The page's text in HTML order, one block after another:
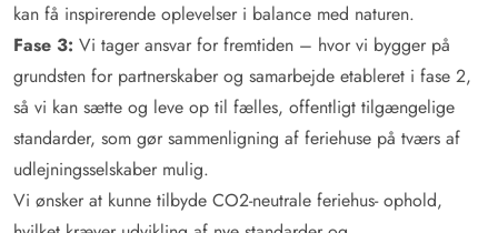
kan få inspirerende oplevelser i balance med naturen.
Fase 3: Vi tager ansvar for fremtiden – hvor vi bygger på
grundsten for partnerskaber og samarbejde etableret i fase 2,
så vi kan sætte og leve op til fælles, offentligt tilgængelige
standarder, som gør sammenligning af feriehuse på tværs af
udlejningsselskaber mulig.
Vi ønsker at kunne tilbyde CO2-neutrale feriehus- ophold,